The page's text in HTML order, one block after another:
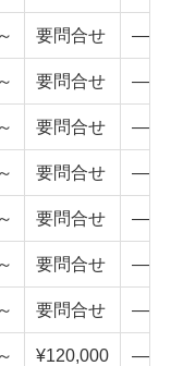
～ 要問合せ —
～ 要問合せ —
～ 要問合せ —
～ 要問合せ —
～ 要問合せ —
～ 要問合せ —
～ 要問合せ —
～ ¥120,000 —